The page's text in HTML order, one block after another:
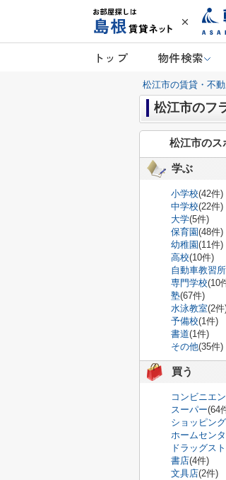
トップ 物件検索
松江市の賃貸・不
松江市のフ
松江市のス
学ぶ
小学校(42件)
中学校(22件)
大学(5件)
保育園(48件)
幼稚園(11件)
高校(10件)
自動車教習所
専門学校(10
塾(67件)
水泳教室(2件
予備校(1件)
書道(1件)
その他(35件)
買う
コンビニエ
スーパー(64
ショッピン
ホームセン
ドラッグス
書店(4件)
文具店(2件)